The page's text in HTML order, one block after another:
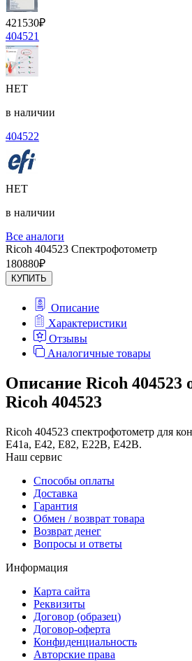
421530₽
404521
НЕТ
в наличии
404522
НЕТ
в наличии
Все аналоги
Ricoh 404523 Спектрофотометр
180880₽
КУПИТЬ
Описание
Характеристики
Отзывы
Аналогичные товары
Описание Ricoh 404523
Ricoh 404523
Ricoh 404523 спектрофотометр для
E41a, E42, E82, E22B, E42B.
Наш сервис
Способы оплаты
Доставка
Гарантия
Обмен / возврат товара
Возврат денег
Вопросы и ответы
Информация
Карта сайта
Реквизиты
Договор (образец)
Договор-оферта
Конфиденциальность
Авторские права